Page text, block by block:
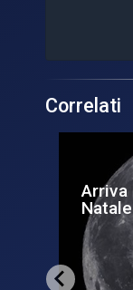
Correlati
Arriva
Natale